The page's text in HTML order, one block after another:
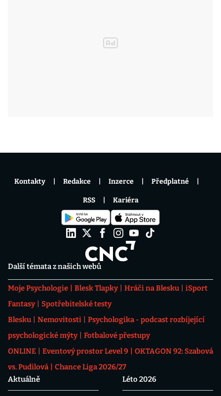
Další témata z našich webů
Moje Psychologie Blesk Tlapky Hráči na Blesku
iSport
Fantasy
Spotřebitelské testy
Blesku
Nemovitosti
Psychologika - podcast rozbíjející
psychologické mýty
Fotbalové přestupy
ONLINE
Eventový prostor Level 9
OKTAGON 92: Szabová
vs. Pudilová
Chance Liga 2026/27
Aktuálně
Léto 2026
Kontakty Redakce Inzerce Předplatné
RSS Kariéra